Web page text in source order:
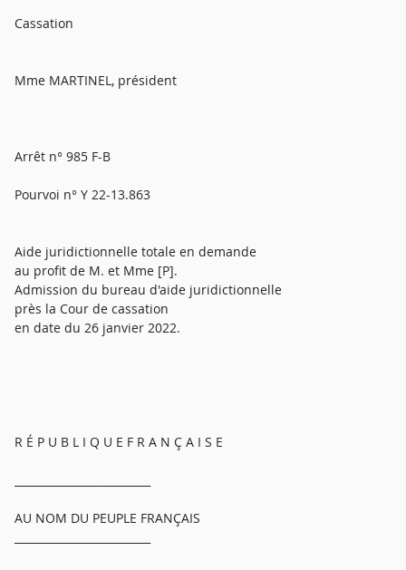
Cassation
Mme MARTINEL, président
Arrêt n° 985 F-B
Pourvoi n° Y 22-13.863
Aide juridictionnelle totale en demande
au profit de M. et Mme [P].
Admission du bureau d'aide juridictionnelle
près la Cour de cassation
en date du 26 janvier 2022.
R É P U B L I Q U E F R A N Ç A I S E
AU NOM DU PEUPLE FRANÇAIS